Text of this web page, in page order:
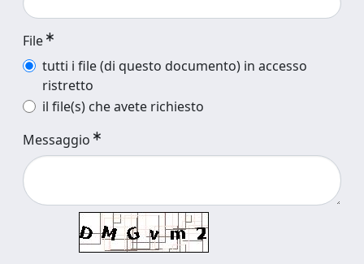
File
tutti i file (di questo documento) in accesso
ristretto
il file(s) che avete richiesto
Messaggio